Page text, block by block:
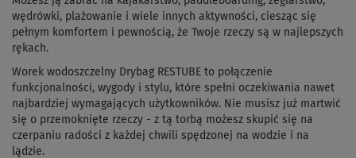
wędrówki, plażowanie i wiele innych aktywności, ciesząc się
pełnym komfortem i pewnością, że Twoje rzeczy są w najlepszych
rękach.
Worek wodoszczelny Drybag RESTUBE to połączenie
funkcjonalności, wygody i stylu, które spełni oczekiwania nawet
najbardziej wymagających użytkowników. Nie musisz już martwić
się o przemoknięte rzeczy - z tą torbą możesz skupić się na
czerpaniu radości z każdej chwili spędzonej na wodzie i na
lądzie.